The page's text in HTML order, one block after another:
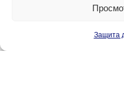
Защита
Пн-Пт: 9:00 - 17:00